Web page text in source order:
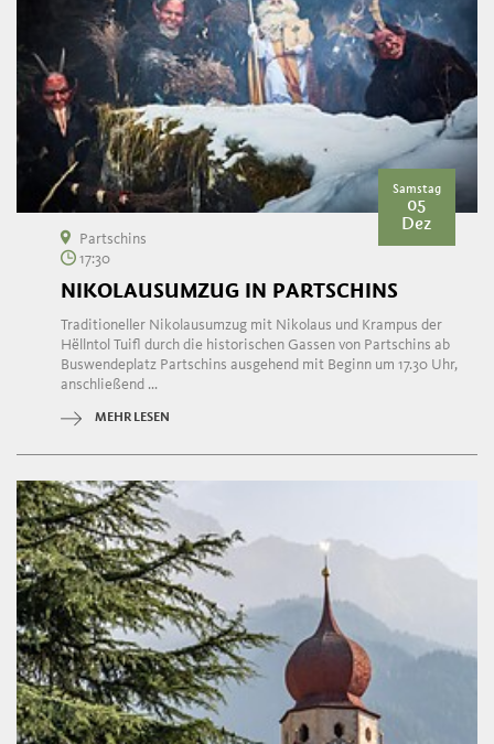
Samstag
05
Dez
Partschins
17:30
NIKOLAUSUMZUG IN PARTSCHINS
Traditioneller Nikolausumzug mit Nikolaus und Krampus der
Hëllntol Tuifl durch die historischen Gassen von Partschins ab
Buswendeplatz Partschins ausgehend mit Beginn um 17.30 Uhr,
anschließend ...
MEHR LESEN